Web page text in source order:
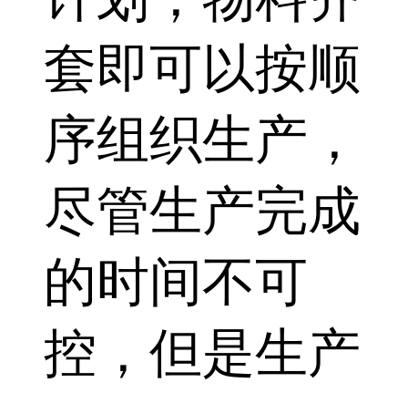
套即可以按顺
序组织生产，
尽管生产完成
的时间不可
控，但是生产